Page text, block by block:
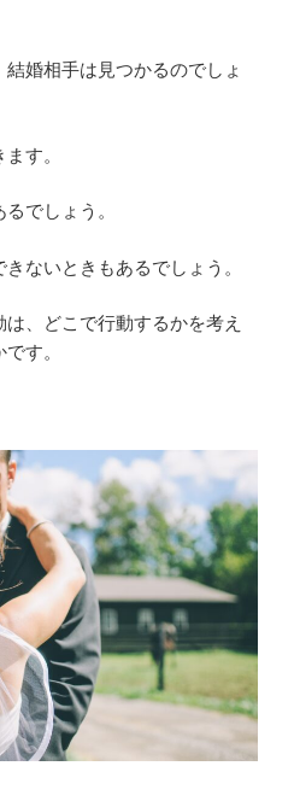
婚相手は見つかるのでしょ
す。
でしょう。
ないときもあるでしょう。
、どこで行動するかを考え
す。